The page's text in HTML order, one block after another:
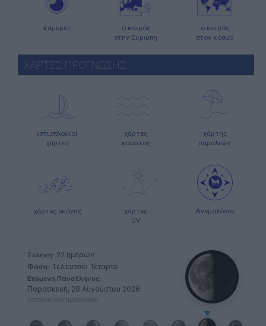
κάμερες
ο καιρός
στην Ευρώπη
ο καιρός
στον κόσμο
ΧΑΡΤΕΣ ΠΡΟΓΝΩΣΗΣ
ιστιοπλοϊκοί
χάρτες
χάρτες
κύματος
χάρτης
παραλιών
χάρτες σκόνης
χάρτες
UV
Ανεμολόγιο
Σελήνη: 22 ημερών
Φάση: Τελευταίο Τέταρτο
Επόμενη Πανσέληνος:
Παρασκευή, 28 Αυγούστου 2026
Αστρονομικό ημερολόγιο